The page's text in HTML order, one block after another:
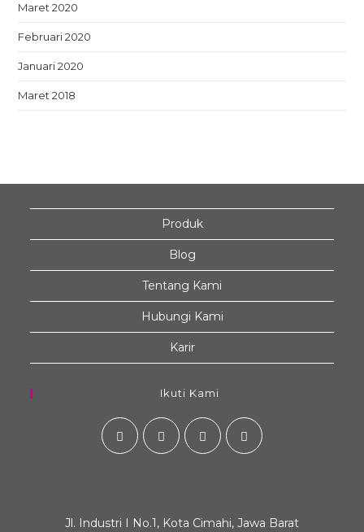
Maret 2020
Februari 2020
Januari 2020
Maret 2018
Produk
Blog
Tentang Kami
Hubungi Kami
Karir
Ikuti Kami
Jl. Industri I No.1, Kota Cimahi, Jawa Barat